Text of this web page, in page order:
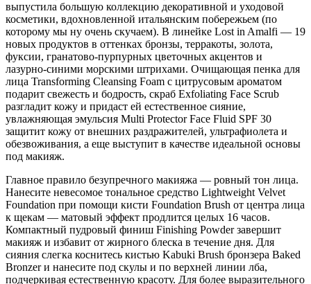
выпустила большую коллекцию декоративной и уходовой
косметики, вдохновленной итальянским побережьем (по
которому мы ну очень скучаем). В линейке Lost in Amalfi — 19
новых продуктов в оттенках бронзы, терракоты, золота,
фуксии, гранатово-пурпурных цветочных акцентов и
лазурно-синими морскими штрихами. Очищающая пенка для
лица Transforming Cleansing Foam с цитрусовым ароматом
подарит свежесть и бодрость, скраб Exfoliating Face Scrub
разгладит кожу и придаст ей естественное сияние,
увлажняющая эмульсия Multi Protector Face Fluid SPF 30
защитит кожу от внешних раздражителей, ультрафиолета и
обезвоживания, а еще выступит в качестве идеальной основы
под макияж.
Главное правило безупречного макияжа — ровный тон лица.
Нанесите невесомое тональное средство Lightweight Velvet
Foundation при помощи кисти Foundation Brush от центра лица
к щекам — матовый эффект продлится целых 16 часов.
Компактный пудровый финиш Finishing Powder завершит
макияж и избавит от жирного блеска в течение дня. Для
сияния слегка коснитесь кистью Kabuki Brush бронзера Baked
Bronzer и нанесите под скулы и по верхней линии лба,
подчеркивая естественную красоту. Для более выразительного